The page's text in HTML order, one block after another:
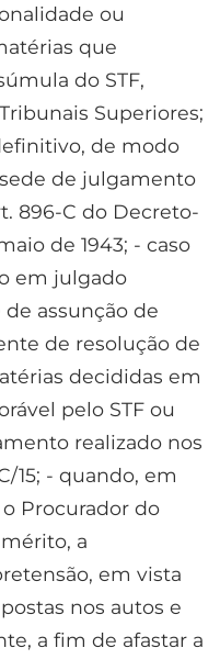
ou
que
do STF,
Superiores;
de modo
de julgamento
896-C do Decreto-
de 1943; - caso
em julgado
assunção de
de resolução de
decididas em
pelo STF ou
realizado nos
15; - quando, em
Procurador do
a
em vista
nos autos e
a fim de afastar a